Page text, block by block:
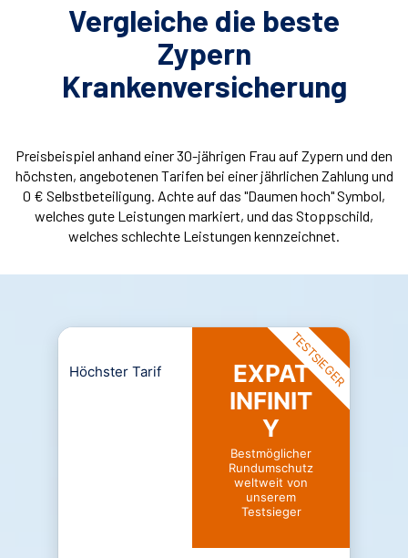
Vergleiche die beste
Zypern
Krankenversicherung
Preisbeispiel anhand einer 30-jährigen Frau auf Zypern und den
höchsten, angebotenen Tarifen bei einer jährlichen Zahlung und
0 € Selbstbeteiligung. Achte auf das "Daumen hoch" Symbol,
welches gute Leistungen markiert, und das Stoppschild,
welches schlechte Leistungen kennzeichnet.
Höchster Tarif
EXPAT
INFINIT
Y
Bestmöglicher
Rundumschutz
weltweit von
unserem
Testsieger
TESTSIEGER